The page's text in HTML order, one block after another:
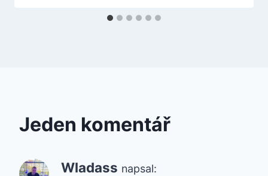
Jeden komentář
Wladass napsal: